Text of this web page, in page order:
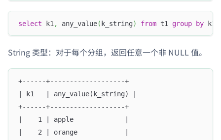
select k1 , any_value(k_string) from t1 group by k1
String 类型：对于每个分组，返回任意一个非 NULL 值。
+------+-------------------+
| k1   | any_value(k_string) |
+------+-------------------+
|    1 | apple             |
|    2 | orange            |